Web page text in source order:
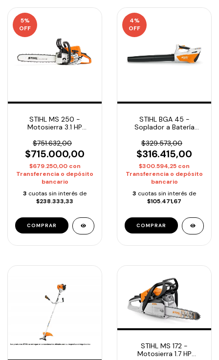
5%
OFF
STIHL MS 250 -
Motosierra 3.1 HP
Entrega Inmediata
$751.632,00
$715.000,00
$679.250,00 con
Transferencia o depósito
bancario
3 cuotas sin interés de
$238.333,33
4%
OFF
STIHL BGA 45 -
Soplador a Batería
Entrega Inmediata
$329.573,00
$316.415,00
$300.594,25 con
Transferencia o depósito
bancario
3 cuotas sin interés de
$105.471,67
STIHL MS 172 -
Motosierra 1.7 HP